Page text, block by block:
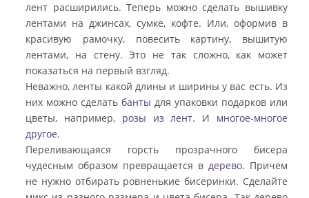
лент расширились. Теперь можно сделать вышивку
лентами на джинсах, сумке, кофте. Или, оформив в
красивую рамочку, повесить картину, вышитую
лентами, на стену. Это не так сложно, как может
показаться на первый взгляд.
Неважно, ленты какой длины и ширины у вас есть. Из
них можно сделать банты для упаковки подарков или
цветы, например, розы из лент. И многое-многое
другое.
Переливающаяся горсть прозрачного бисера
чудесным образом превращается в дерево. Причем
не нужно отбирать ровненькие бисеринки. Сделайте